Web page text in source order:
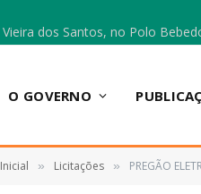
O GOVERNO
» Licitações » PREGÃO